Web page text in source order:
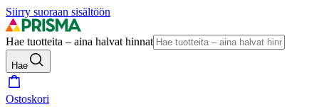
Siirry suoraan sisältöön
Hae tuotteita – aina halvat hinnat
Hae
Ostoskori